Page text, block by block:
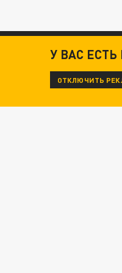
У ВАС
ОТКЛЮЧИТЬ